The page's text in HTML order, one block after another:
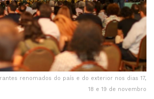
renomados do país e do exterior nos dias 17,
18 e 19 de novembro